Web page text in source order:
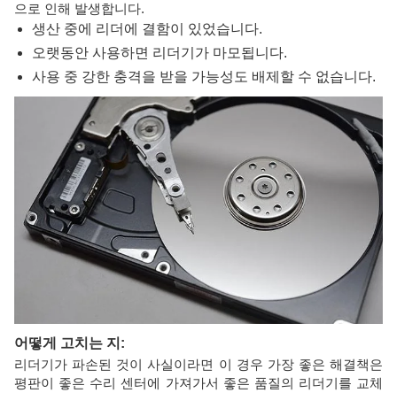
으로 인해 발생합니다.
생산 중에 리더에 결함이 있었습니다.
오랫동안 사용하면 리더기가 마모됩니다.
사용 중 강한 충격을 받을 가능성도 배제할 수 없습니다.
어떻게 고치는 지:
리더기가 파손된 것이 사실이라면 이 경우 가장 좋은 해결책은
평판이 좋은 수리 센터에 가져가서 좋은 품질의 리더기를 교체